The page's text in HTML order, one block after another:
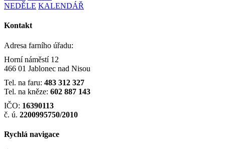
NEDĚLE KALENDÁŘ
Kontakt
Adresa farního úřadu:
Horní náměstí 12
466 01 Jablonec nad Nisou
Tel. na faru: 483 312 327
Tel. na kněze: 602 887 143
IČO: 16390113
č. ú. 2200995750/2010
Rychlá navigace